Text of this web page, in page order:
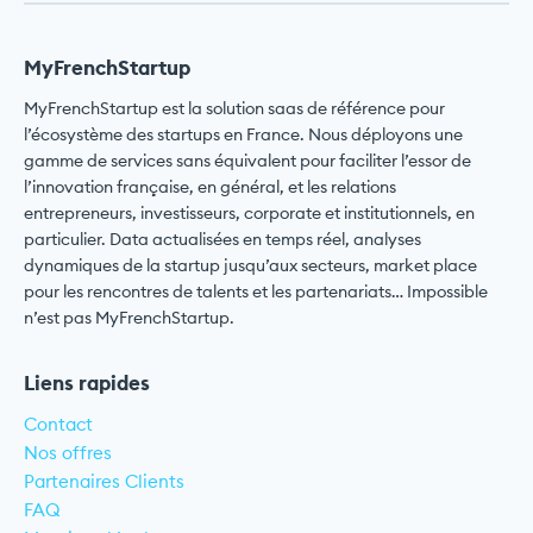
MyFrenchStartup
MyFrenchStartup est la solution saas de référence pour
l’écosystème des startups en France. Nous déployons une
gamme de services sans équivalent pour faciliter l’essor de
l’innovation française, en général, et les relations
entrepreneurs, investisseurs, corporate et institutionnels, en
particulier. Data actualisées en temps réel, analyses
dynamiques de la startup jusqu’aux secteurs, market place
pour les rencontres de talents et les partenariats… Impossible
n’est pas MyFrenchStartup.
Liens rapides
Contact
Nos offres
Partenaires Clients
FAQ